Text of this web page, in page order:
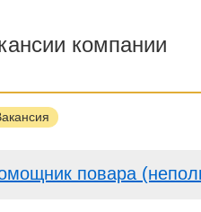
компании
повара